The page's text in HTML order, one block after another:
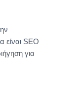
είναι SEO
για